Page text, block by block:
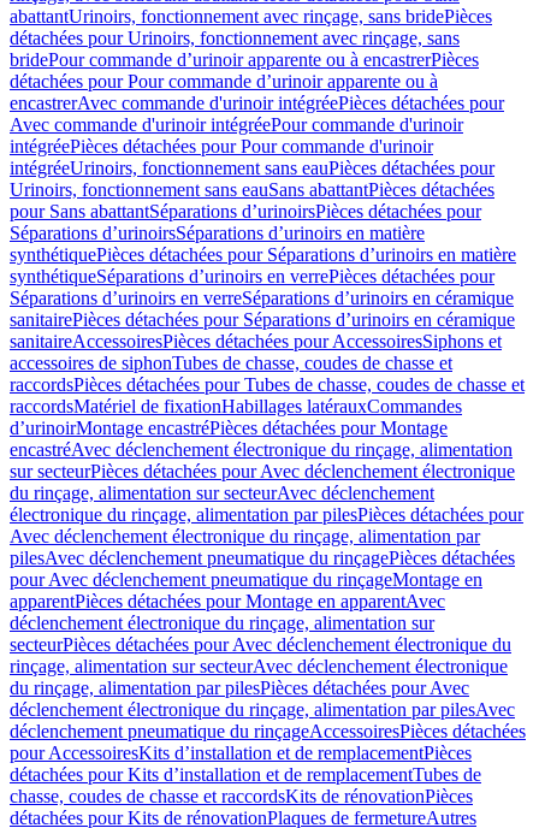
abattantUrinoirs, fonctionnement avec rinçage, sans bridePièces
détachées pour Urinoirs, fonctionnement avec rinçage, sans
bridePour commande d’urinoir apparente ou à encastrerPièces
détachées pour Pour commande d’urinoir apparente ou à
encastrerAvec commande d'urinoir intégréePièces détachées pour
Avec commande d'urinoir intégréePour commande d'urinoir
intégréePièces détachées pour Pour commande d'urinoir
intégréeUrinoirs, fonctionnement sans eauPièces détachées pour
Urinoirs, fonctionnement sans eauSans abattantPièces détachées
pour Sans abattantSéparations d’urinoirsPièces détachées pour
Séparations d’urinoirsSéparations d’urinoirs en matière
synthétiquePièces détachées pour Séparations d’urinoirs en matière
synthétiqueSéparations d’urinoirs en verrePièces détachées pour
Séparations d’urinoirs en verreSéparations d’urinoirs en céramique
sanitairePièces détachées pour Séparations d’urinoirs en céramique
sanitaireAccessoiresPièces détachées pour AccessoiresSiphons et
accessoires de siphonTubes de chasse, coudes de chasse et
raccordsPièces détachées pour Tubes de chasse, coudes de chasse et
raccordsMatériel de fixationHabillages latérauxCommandes
dʼurinoirMontage encastréPièces détachées pour Montage
encastréAvec déclenchement électronique du rinçage, alimentation
sur secteurPièces détachées pour Avec déclenchement électronique
du rinçage, alimentation sur secteurAvec déclenchement
électronique du rinçage, alimentation par pilesPièces détachées pour
Avec déclenchement électronique du rinçage, alimentation par
pilesAvec déclenchement pneumatique du rinçagePièces détachées
pour Avec déclenchement pneumatique du rinçageMontage en
apparentPièces détachées pour Montage en apparentAvec
déclenchement électronique du rinçage, alimentation sur
secteurPièces détachées pour Avec déclenchement électronique du
rinçage, alimentation sur secteurAvec déclenchement électronique
du rinçage, alimentation par pilesPièces détachées pour Avec
déclenchement électronique du rinçage, alimentation par pilesAvec
déclenchement pneumatique du rinçageAccessoiresPièces détachées
pour AccessoiresKits d’installation et de remplacementPièces
détachées pour Kits d’installation et de remplacementTubes de
chasse, coudes de chasse et raccordsKits de rénovationPièces
détachées pour Kits de rénovationPlaques de fermetureAutres